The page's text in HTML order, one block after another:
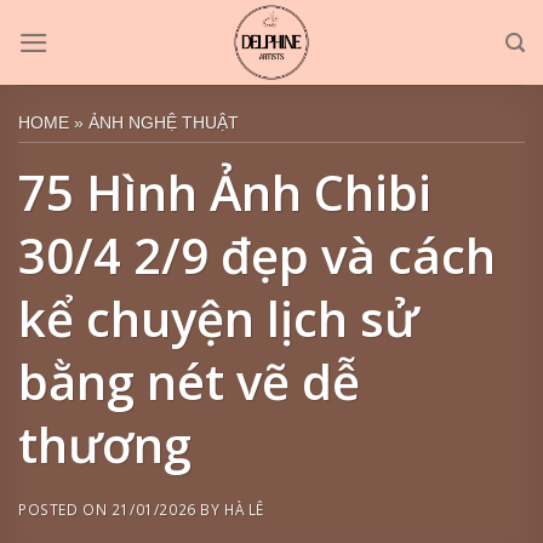
content
HOME » ẢNH NGHỆ THUẬT
75 Hình Ảnh Chibi
30/4 2/9 đẹp và cách
kể chuyện lịch sử
bằng nét vẽ dễ
thương
POSTED ON 21/01/2026 BY HÀ LÊ